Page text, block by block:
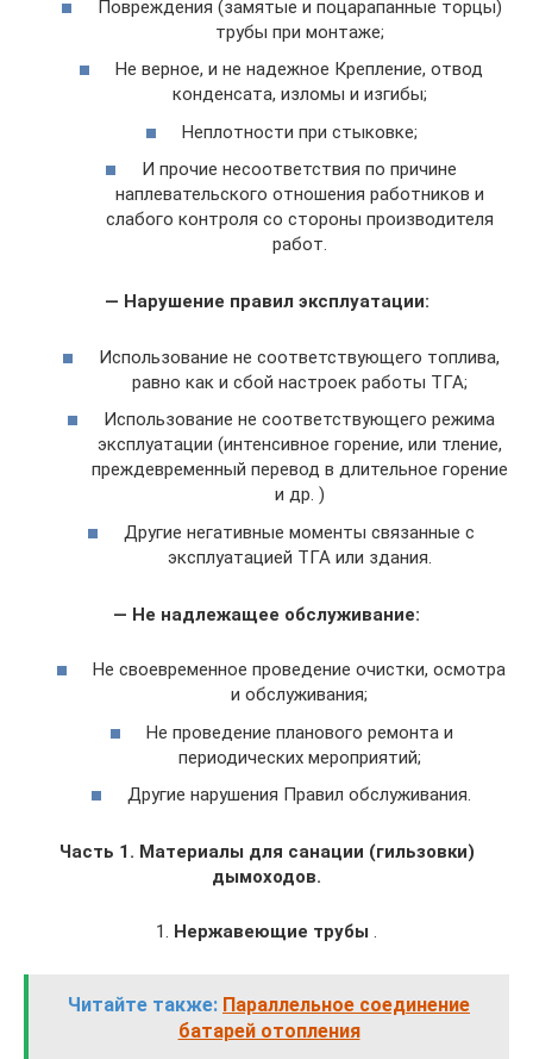
Повреждения (замятые и поцарапанные торцы)
трубы при монтаже;
Не верное, и не надежное Крепление, отвод
конденсата, изломы и изгибы;
Неплотности при стыковке;
И прочие несоответствия по причине
наплевательского отношения работников и
слабого контроля со стороны производителя
работ.
— Нарушение правил эксплуатации:
Использование не соответствующего топлива,
равно как и сбой настроек работы ТГА;
Использование не соответствующего режима
эксплуатации (интенсивное горение, или тление,
преждевременный перевод в длительное горение
и др. )
Другие негативные моменты связанные с
эксплуатацией ТГА или здания.
— Не надлежащее обслуживание:
Не своевременное проведение очистки, осмотра
и обслуживания;
Не проведение планового ремонта и
периодических мероприятий;
Другие нарушения Правил обслуживания.
Часть 1. Материалы для санации (гильзовки)
дымоходов.
1. Нержавеющие трубы .
Читайте также: Параллельное соединение
батарей отопления